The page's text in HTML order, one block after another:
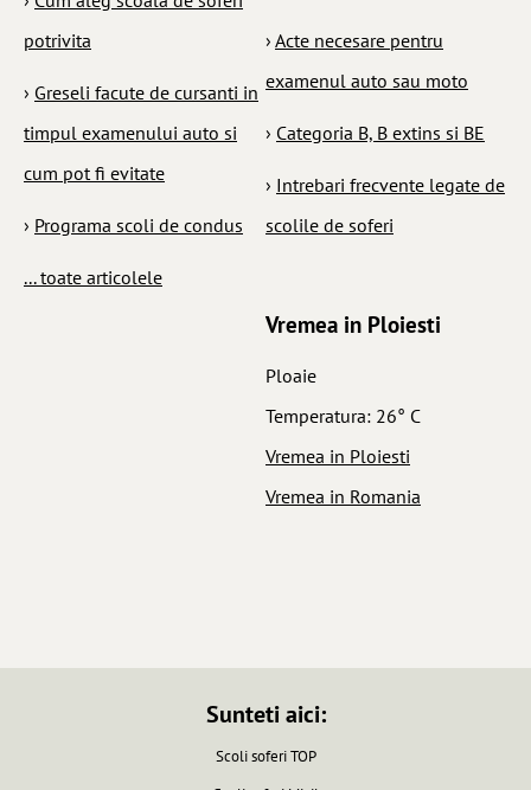
potrivita
› Greseli facute de cursanti in
timpul examenului auto si
cum pot fi evitate
› Programa scoli de condus
... toate articolele
› Acte necesare pentru
examenul auto sau moto
› Categoria B, B extins si BE
› Intrebari frecvente legate de
scolile de soferi
Vremea in Ploiesti
Ploaie
Temperatura: 26° C
Vremea in Ploiesti
Vremea in Romania
Sunteti aici:
Scoli soferi TOP